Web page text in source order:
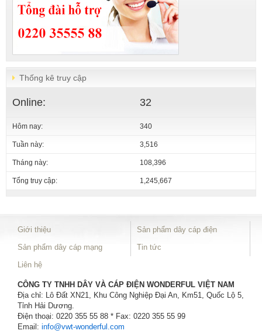
Thống kê truy cập
Online: 32
Hôm nay: 340
Tuần này: 3,516
Tháng này: 108,396
Tổng truy cập: 1,245,667
Giới thiệu
Sản phẩm dây cáp điện
Sản phẩm dây cáp mạng
Tin tức
Liên hệ
CÔNG TY TNHH DÂY VÀ CÁP ĐIỆN WONDERFUL VIỆT NAM
Địa chỉ: Lô Đất XN21, Khu Công Nghiệp Đại An, Km51, Quốc Lộ 5,
Tỉnh Hải Dương.
Điện thoại: 0220 355 55 88 * Fax: 0220 355 55 99
Email: info@vwt-wonderful.com